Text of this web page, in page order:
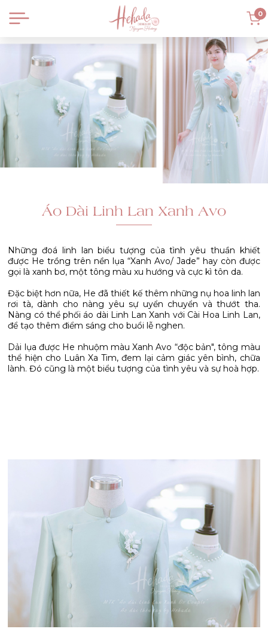
0
Áo Dài Linh Lan Xanh Avo
Những đoá linh lan biểu tượng của tình yêu thuần khiết
được He trồng trên nền lụa “Xanh Avo/ Jade” hay còn được
gọi là xanh bơ, một tông màu xu hướng và cực kì tôn da.
Đặc biệt hơn nữa, He đã thiết kế thêm những nụ hoa linh lan
rơi tà, dành cho nàng yêu sự uyển chuyển và thướt tha.
Nàng có thể phối áo dài Linh Lan Xanh với Cài Hoa Linh Lan,
để tạo thêm điểm sáng cho buổi lễ nghen.
Dải lụa được He nhuộm màu Xanh Avo “độc bản", tông màu
thể hiện cho Luân Xa Tim, đem lại cảm giác yên bình, chữa